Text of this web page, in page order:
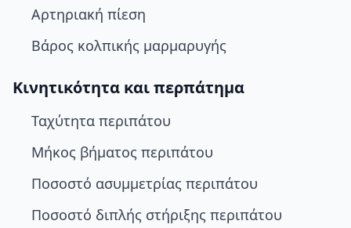
Αρτηριακή πίεση
Βάρος κολπικής μαρμαρυγής
Κινητικότητα και περπάτημα
Ταχύτητα περιπάτου
Μήκος βήματος περιπάτου
Ποσοστό ασυμμετρίας περιπάτου
Ποσοστό διπλής στήριξης περιπάτου